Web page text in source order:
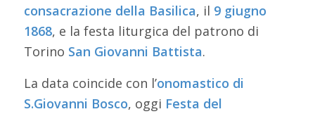
consacrazione della Basilica, il 9 giugno
1868, e la festa liturgica del patrono di
Torino San Giovanni Battista.
La data coincide con l’onomastico di
S.Giovanni Bosco, oggi Festa del